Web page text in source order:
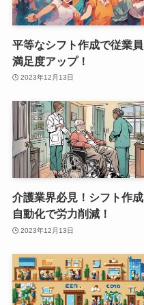
平等なシフト作成で従業員
満足度アップ！
2023年12月13日
介護業界必見！シフト作成
自動化で労力削減！
2023年12月13日